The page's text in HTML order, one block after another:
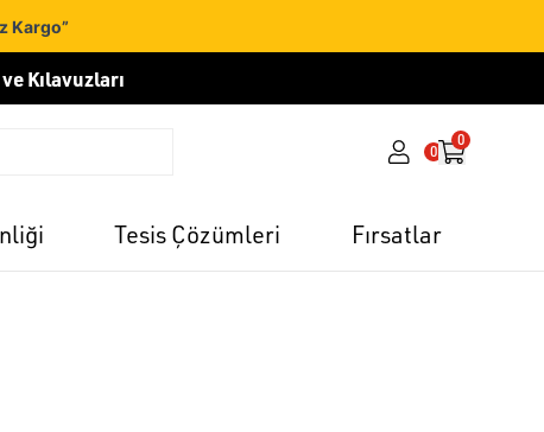
Kargo”
Kılavuzları
0
0
Tesis Çözümleri Fırsatlar